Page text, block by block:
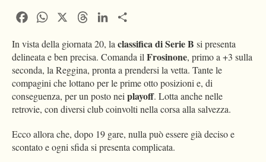
FacebookWhatsApp ThreadsLinkedIn
In vista della giornata 20, laclassifica di Serie B si presenta
delineata e ben precisa. Comanda ilFrosinone, primo a +3 sulla
seconda, la Reggina, pronta a prendersi la vetta. Tante le
compagini che lottano per le prime otto posizioni e, di
conseguenza, per un posto neiplayoff. Lotta anche nelle
retrovie, con diversi club coinvolti nella corsa alla salvezza.
Ecco allora che, dopo 19 gare, nulla può essere già deciso e
scontato e ogni sfida si presenta complicata.